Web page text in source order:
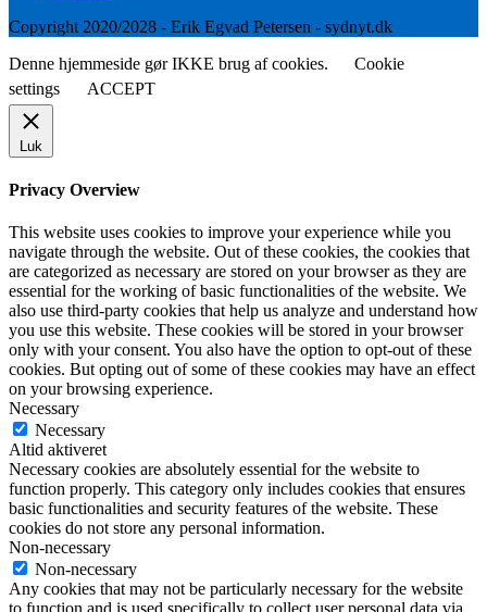
Copyright 2020/2028 - Erik Egvad Petersen - sydnyt.dk
Denne hjemmeside gør IKKE brug af cookies.
Cookie
settings
ACCEPT
Luk
Privacy Overview
This website uses cookies to improve your experience while you
navigate through the website. Out of these cookies, the cookies that
are categorized as necessary are stored on your browser as they are
essential for the working of basic functionalities of the website. We
also use third-party cookies that help us analyze and understand how
you use this website. These cookies will be stored in your browser
only with your consent. You also have the option to opt-out of these
cookies. But opting out of some of these cookies may have an effect
on your browsing experience.
Necessary
Necessary
Altid aktiveret
Necessary cookies are absolutely essential for the website to
function properly. This category only includes cookies that ensures
basic functionalities and security features of the website. These
cookies do not store any personal information.
Non-necessary
Non-necessary
Any cookies that may not be particularly necessary for the website